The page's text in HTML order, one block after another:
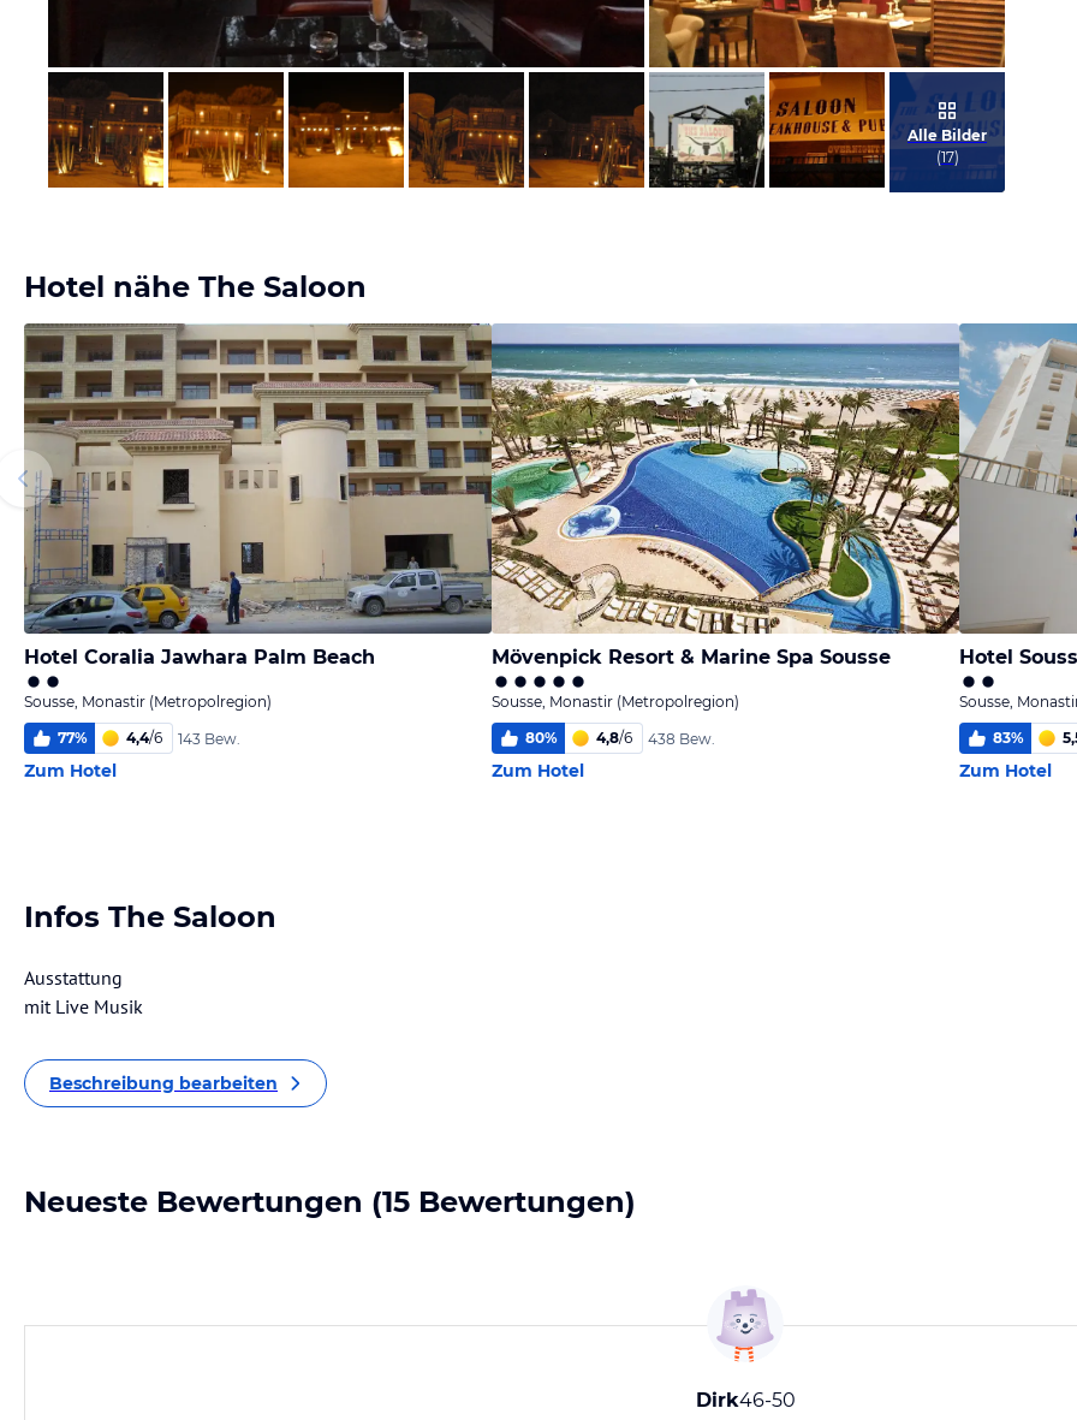
Bild melden
von Stefan
Bild melden
von Cornelia
Alle Bilder
(17)
Hotel nähe The Saloon
Hotel Coralia Jawhara Palm Beach
Sousse, Monastir (Metropolregion)
77% 4,4/6 143 Bew.
Zum Hotel
Mövenpick Resort & Marine Spa Sousse
Sousse, Monastir (Metropolregion)
80% 4,8/6 438 Bew.
Zum Hotel
Hotel
Sousse,
83%
Zum Hotel
Infos The Saloon
Ausstattung
mit Live Musik
Beschreibung bearbeiten
Neueste Bewertungen (15 Bewertungen)
Dirk46-50